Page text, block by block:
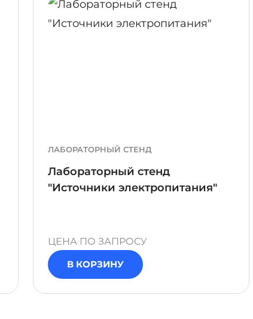
ЛАБОРАТОРНЫЙ СТЕНД
Лабораторный стенд
"Источники электропитания"
ЦЕНА ПО ЗАПРОСУ
В КОРЗИНУ